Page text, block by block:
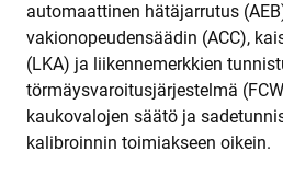
automaattinen hätäjarrutus
vakionopeudensäädin (ACC),
(LKA) ja liikennemerkkien
törmäysvaroitusjärjestelmä
kaukovalojen säätö ja
kalibroinnin toimiakseen oikein.